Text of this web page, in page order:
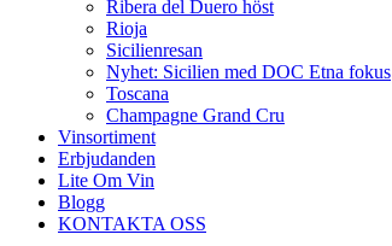
Ribera del Duero höst
Rioja
Sicilienresan
Nyhet: Sicilien med DOC Etna fokus
Toscana
Champagne Grand Cru
Vinsortiment
Erbjudanden
Lite Om Vin
Blogg
KONTAKTA OSS